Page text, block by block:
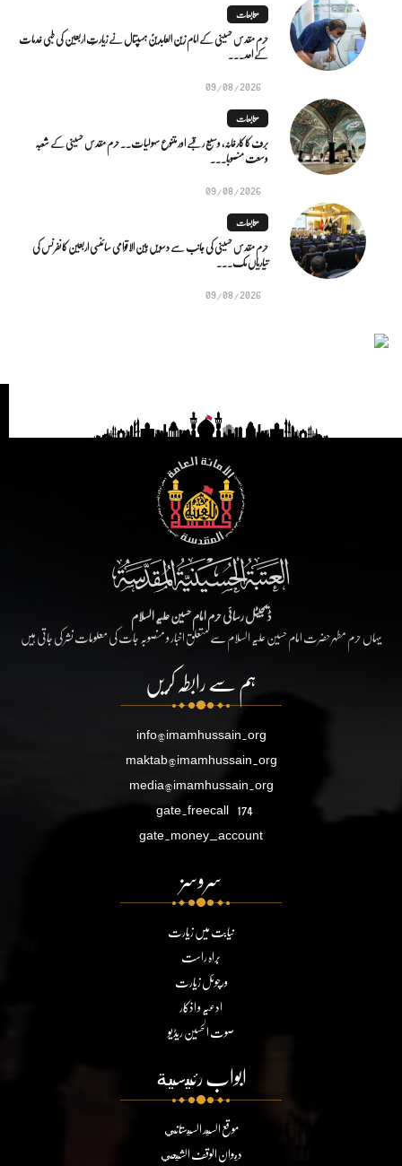
متابعات
حرم مقدس حسینی کے امام زین العابدینؑ ہسپتال نے زیارتِ اربعین کی طبی خدمات
کے اعد...
09/08/2026
متابعات
برف کا کارخانہ، وسیع رقبے اور متنوع سہولیات۔۔ حرم مقدس حسینی کے شعبہ
وسعت منصوبا...
09/08/2026
متابعات
حرم مقدس حسینی کی جانب سے دسویں بین الاقوامی سائنسی اربعین کانفرنس کی
تیاریاں مک...
09/08/2026
ڈیجیٹل رسائی حرم امام حسین علیہ السلام
یہاں حرم مطہر حضرت امام حسین علیہ السلام سے متعلق اخبار و منصوبہ جات کی معلومات نشر کی جاتی ہیں
ہم سے رابطہ کریں
info@imamhussain.org
maktab@imamhussain.org
media@imamhussain.org
gate.freecall 174
gate.money_account
سروسز
نیابت میں زیارت
براہ راست
ورچوئل زیارت
ادعیہ و اذکار
صوت الحسین ریڈیو
ابواب رئيسية
موقع السيد السيستاني
ديوان الوقف الشيعي